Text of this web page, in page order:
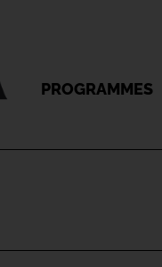
PROGRAMMES